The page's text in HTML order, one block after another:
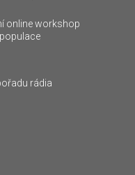
online workshop
rádia